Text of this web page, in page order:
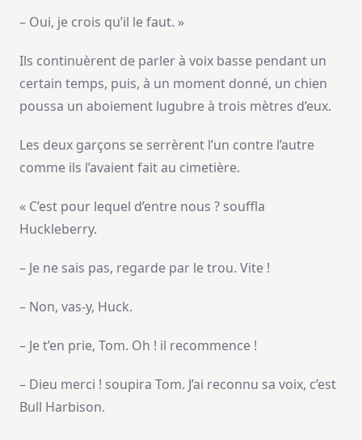
– Oui, je crois qu’il le faut. »
Ils continuèrent de parler à voix basse pendant un
certain temps, puis, à un moment donné, un chien
poussa un aboiement lugubre à trois mètres d’eux.
Les deux garçons se serrèrent l’un contre l’autre
comme ils l’avaient fait au cimetière.
« C’est pour lequel d’entre nous ? souffla
Huckleberry.
– Je ne sais pas, regarde par le trou. Vite !
– Non, vas-y, Huck.
– Je t’en prie, Tom. Oh ! il recommence !
– Dieu merci ! soupira Tom. J’ai reconnu sa voix, c’est
Bull Harbison.